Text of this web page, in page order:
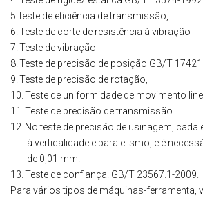
5.teste de eficiência de transmissão,
6.Teste de corte de resistência à vibração
7.Teste de vibração
8.Teste de precisão de posição GB/T
9.Teste de precisão de rotação,
10.Teste de uniformidade de movimento
11.Teste de precisão de transmissão
12. No teste de precisão de usinagem, cada
à verticalidade e paralelismo, e é
de 0,01 mm.
13.Teste de confiança. GB/T 23567.1-2009.
Para vários tipos de máquinas-ferramenta,